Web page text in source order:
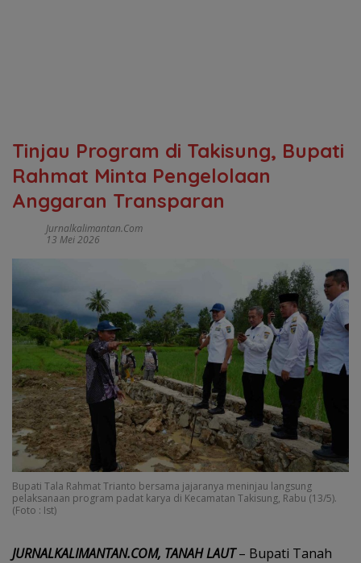
Tinjau Program di Takisung, Bupati
Rahmat Minta Pengelolaan
Anggaran Transparan
Jurnalkalimantan.com
13 Mei 2026
Bupati Tala Rahmat Trianto bersama jajaranya meninjau langsung
pelaksanaan program padat karya di Kecamatan Takisung, Rabu (13/5).
(Foto : Ist)
JURNALKALIMANTAN.COM, TANAH LAUT– Bupati Tanah